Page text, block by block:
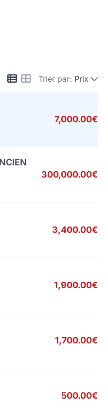
Trier par: Prix
7,000.00€
300,000.00€
3,400.00€
1,900.00€
1,700.00€
500.00€